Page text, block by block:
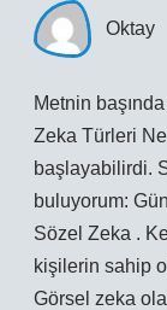
Oktay
Metnin
Zeka Türleri
başlayabilirdi.
buluyorum:
Sözel Zeka .
kişilerin sahip
Görsel zeka